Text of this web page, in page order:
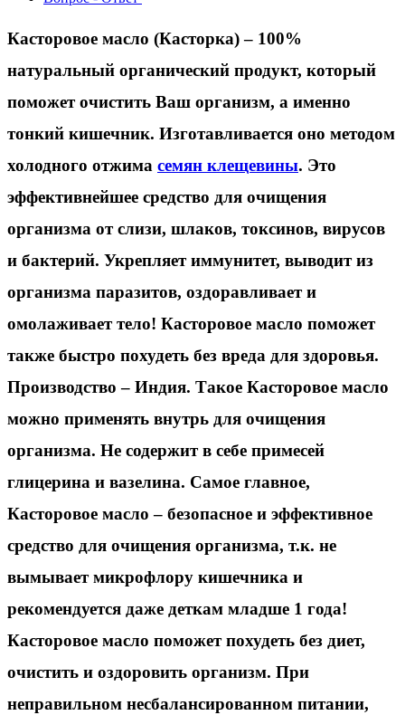
Касторовое масло (Касторка)– 100%
натуральный органический продукт, который
поможет очистить Ваш организм, а именно
тонкий кишечник. Изготавливается оно методом
холодного отжима семян клещевины. Это
эффективнейшее средство для очищения
организма от слизи, шлаков, токсинов, вирусов
и бактерий. Укрепляет иммунитет, выводит из
организма паразитов, оздоравливает и
омолаживает тело! Касторовое масло поможет
также быстро похудеть без вреда для здоровья.
Производство – Индия. Такое Касторовое масло
можно применять внутрь для очищения
организма. Не содержит в себе примесей
глицерина и вазелина. Самое главное,
Касторовое масло – безопасное и эффективное
средство для очищения организма, т.к. не
вымывает микрофлору кишечника и
рекомендуется даже деткам младше 1 года!
Касторовое масло поможетпохудеть без диет,
очистить и оздоровить организм. При
неправильном несбалансированном питании,